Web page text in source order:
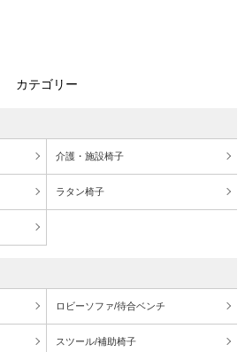
カテゴリー
介護・施設椅子
ラタン椅子
ロビーソファ/待合ベンチ
スツール/補助椅子